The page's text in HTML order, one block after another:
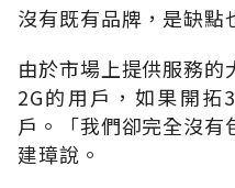
沒有既有品牌，是缺點
由於市場上提供服務
2G的用戶，如果開拓
戶。「我們卻完全沒
建璋說。